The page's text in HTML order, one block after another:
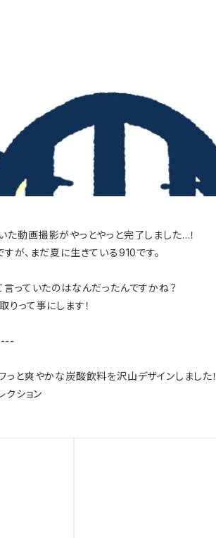
た動画撮影がやっとやっと完了しました…！
が、まだ夏に生きている910です。
っていたのはなんだったんですかね？
りって事にします！
っと爽やかな炭酸飲料を沢山デザインしました！
クション